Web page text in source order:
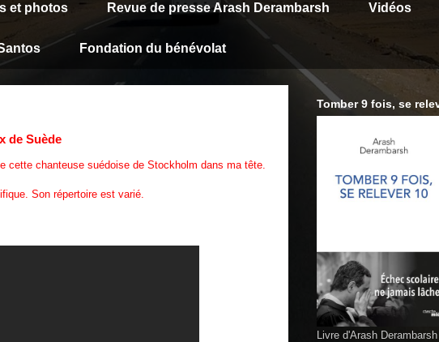
et photos Revue de presse Arash Derambarsh Vidéos
Fondation du bénévolat
de Suède
cette chanteuse suédoise de Stockholm dans ma tête.
Son répertoire est varié.
Tomber 9 fois, se
Livre d'Arash Derambarsh